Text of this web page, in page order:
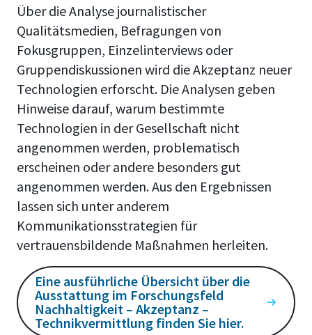
Über die Analyse journalistischer
Qualitätsmedien, Befragungen von
Fokusgruppen, Einzelinterviews oder
Gruppendiskussionen wird die Akzeptanz neuer
Technologien erforscht. Die Analysen geben
Hinweise darauf, warum bestimmte
Technologien in der Gesellschaft nicht
angenommen werden, problematisch
erscheinen oder andere besonders gut
angenommen werden. Aus den Ergebnissen
lassen sich unter anderem
Kommunikationsstrategien für
vertrauensbildende Maßnahmen herleiten.
Eine ausführliche Übersicht über die
Ausstattung im Forschungsfeld
Nachhaltigkeit – Akzeptanz –
Technikvermittlung finden Sie hier.